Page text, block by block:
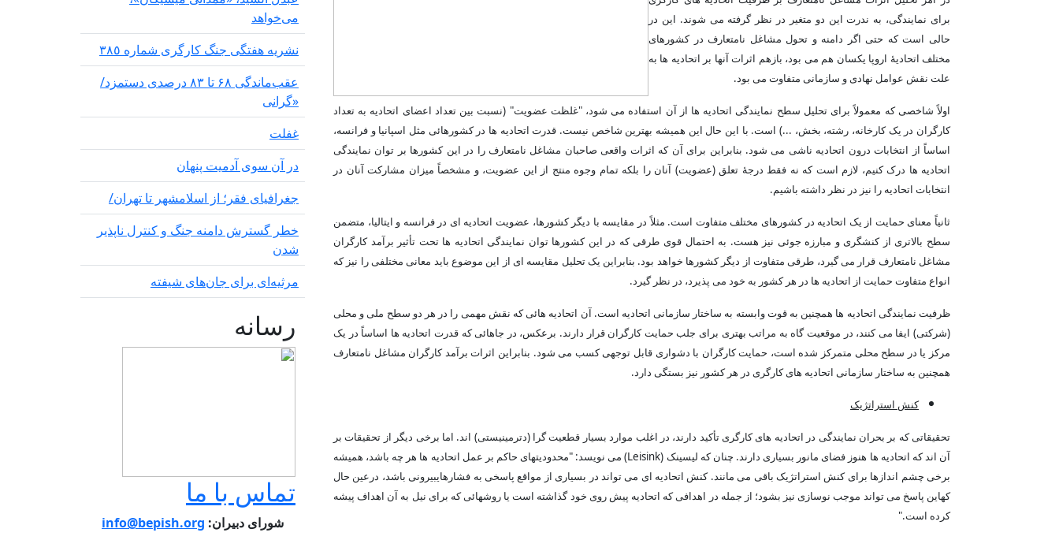
برای نمایندگی، به ندرت این دو متغیر در نظر گرفته می شوند. این در
حالی است که حتی اگر دامنه و تحول مشاغل نامتعارف در کشورهای
مختلف اتحادیۀ اروپا یکسان هم می بود، بازهم اثرات آنها بر اتحادیه ها به
علت نقش عوامل نهادی و سازمانی متفاوت می بود.
اولاً شاخصی که معمولاً برای تحلیل سطح نمایندگی اتحادیه ها از آن استفاده می شود، "غلظت عضویت" (نسبت بین تعداد اعضای اتحادیه به تعداد
کارگران در یک کارخانه، رشته، بخش، ...) است. با این حال این همیشه بهترین شاخص نیست. قدرت اتحادیه ها در کشورهائی مثل اسپانیا و فرانسه،
اساساً از انتخابات درون اتحادیه ناشی می شود. بنابراین برای آن که اثرات واقعی صاحبان مشاغل نامتعارف را در این کشورها بر توان نمایندگی
اتحادیه ها درک کنیم، لازم است که نه فقط درجۀ تعلق (عضویت) آنان را بلکه تمام وجوه منتج از این عضویت، و مشخصاً میزان مشارکت آنان در
انتخابات اتحادیه را نیز در نظر داشته باشیم.
ثانیاً معنای حمایت از یک اتحادیه در کشورهای مختلف متفاوت است. مثلاً در مقایسه با دیگر کشورها، عضویت اتحادیه ای در فرانسه و ایتالیا، متضمن
سطح بالاتری از کنشگری و مبارزه جوئی نیز هست. به احتمال قوی طرقی که در این کشورها توان نمایندگی اتحادیه ها تحت تأثیر برآمد کارگران
مشاغل نامتعارف قرار می گیرد، طرقی متفاوت از دیگر کشورها خواهد بود. بنابراین یک تحلیل مقایسه ای از این موضوع باید معانی مختلفی را نیز که
انواع متفاوت حمایت از اتحادیه ها در هر کشور به خود می پذیرد، در نظر گیرد.
ظرفیت نمایندگی اتحادیه ها همچنین به قوت وابسته به ساختار سازمانی اتحادیه است. آن اتحادیه هائی که نقش مهمی را در هر دو سطح ملی و محلی
(شرکتی) ایفا می کنند، در موقعیت گاه به مراتب بهتری برای جلب حمایت کارگران قرار دارند. برعکس، در جاهائی که قدرت اتحادیه ها اساساً در یک
مرکز یا در سطح محلی متمرکز شده است، حمایت کارگران با دشواری قابل توجهی کسب می شود. بنابراین اثرات برآمد کارگران مشاغل نامتعارف
همچنین به ساختار سازمانی اتحادیه های کارگری در هر کشور نیز بستگی دارد.
کنش استراتژیک
تحقیقاتی که بر بحران نمایندگی در اتحادیه های کارگری تأکید دارند، در اغلب موارد بسیار قطعیت گرا (دترمینیستی) اند. اما برخی دیگر از تحقیقات بر
آن اند که اتحادیه ها هنوز فضای مانور بسیاری دارند. چنان که لیسینک (Leisink) می نویسد: "محدودیتهای حاکم بر عمل اتحادیه ها هر چه باشد، همیشه
برخی چشم اندازها برای کنش استراتژیک باقی می مانند. کنش اتحادیه ای می تواند در بسیاری از مواقع پاسخی به فشارهایبیرونی باشد، درعین حال
کهاین پاسخ می تواند موجب نوسازی نیز بشود؛ از جمله در اهدافی که اتحادیه پیش روی خود گذاشته است یا روشهائی که برای نیل به آن اهداف پیشه
کرده است."
می‌خواهد
نشریە هفتگی جنگ کارگری شمارە ٣٨٥
عقب‌ماندگی ۶۸ تا ۸۳ درصدی دستمزد/
«گرانی
غفلت
در آن سوی آدمیت پنهان
جغرافیای فقر؛ از اسلامشهر تا تهران/
خطر گسترش دامنه جنگ و کنترل ناپذیر
شدن
مرثیه‌ای برای جان‌های شیفته
رسانه
تماس با ما
شورای دبیران: info@bepish.org